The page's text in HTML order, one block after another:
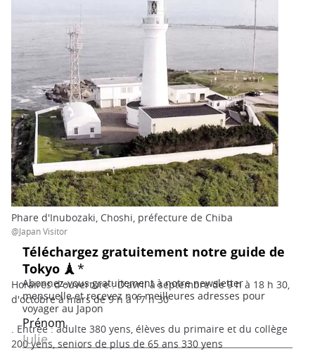
Phare d'Inubozaki, Choshi, préfecture de Chiba
@Japan Visitor
Horaires d'ouverture : D'avril à septembre de 9 h à 18 h 30,
d'octobre à mars de 9 h à 17 h 30
. Entrée : adulte 380 yens, élèves du primaire et du collège
200 yens, seniors de plus de 65 ans 330 yens